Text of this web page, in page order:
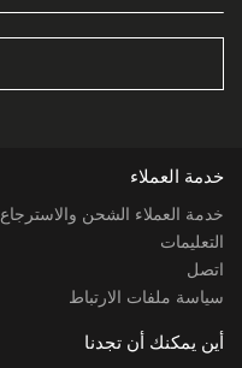
خدمة العملاء
خدمة العملاء الشحن والاسترجاع
التعليمات
اتصل
سياسة ملفات الارتباط
أين يمكنك أن تجدنا